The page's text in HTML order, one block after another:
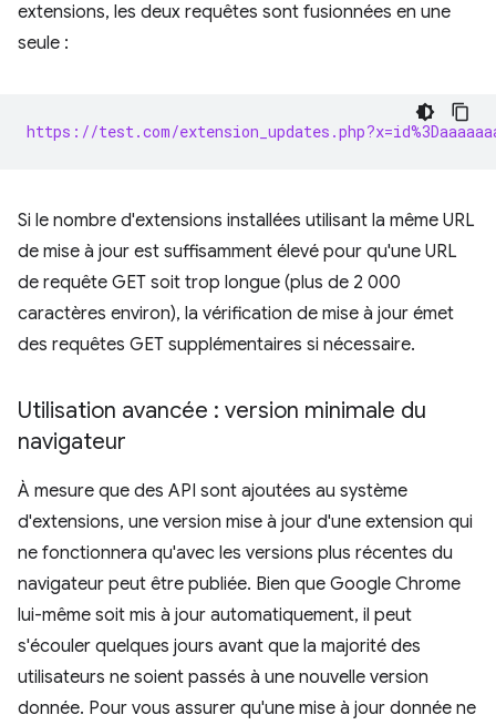
extensions, les deux requêtes sont fusionnées en une
seule :
https://test.com/
Si le nombre d'extensions installées utilisant la même URL
de mise à jour est suffisamment élevé pour qu'une URL
de requête GET soit trop longue (plus de 2 000
caractères environ), la vérification de mise à jour émet
des requêtes GET supplémentaires si nécessaire.
Utilisation avancée : version minimale du
navigateur
À mesure que des API sont ajoutées au système
d'extensions, une version mise à jour d'une extension qui
ne fonctionnera qu'avec les versions plus récentes du
navigateur peut être publiée. Bien que Google Chrome
lui-même soit mis à jour automatiquement, il peut
s'écouler quelques jours avant que la majorité des
utilisateurs ne soient passés à une nouvelle version
donnée. Pour vous assurer qu'une mise à jour donnée ne